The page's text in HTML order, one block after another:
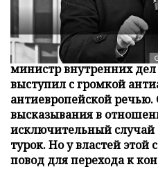
Один из приближенных
министр внутренних
выступил с громкой
антиевропейской речью.
высказывания в
исключительный случай
турок. Но у властей
повод для перехода к